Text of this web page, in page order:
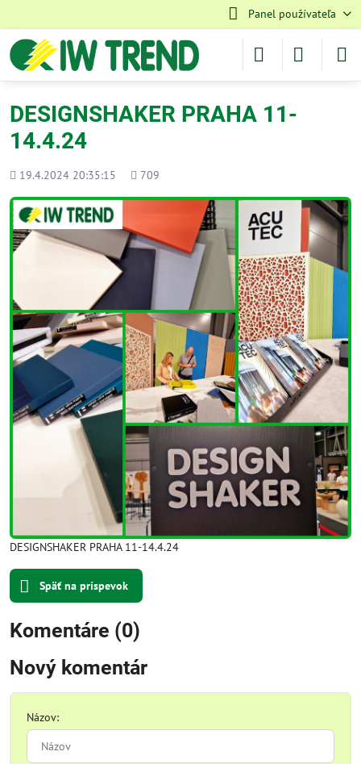
Panel používateľa
DESIGNSHAKER PRAHA 11-
14.4.24
Pridané
19.4.2024 20:35:15
Počet
709
DESIGNSHAKER PRAHA 11-14.4.24
Späť na príspevok
Komentáre (0)
Nový komentár
Názov: